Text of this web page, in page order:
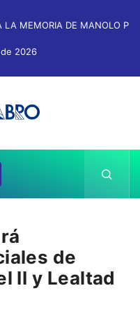
LA MEMORIA DE MANOLO
2026
de
II y Lealtad